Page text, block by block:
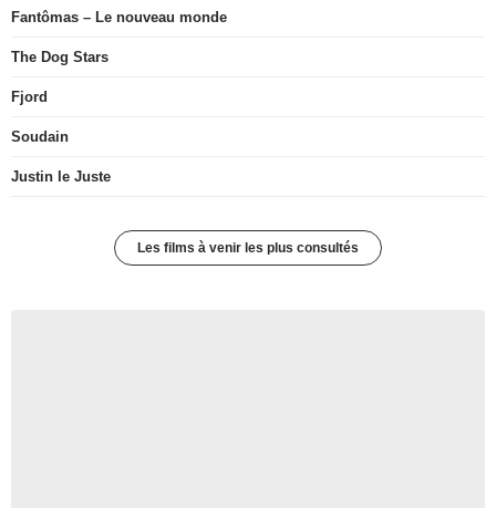
Fantômas – Le nouveau monde
The Dog Stars
Fjord
Soudain
Justin le Juste
Les films à venir les plus consultés